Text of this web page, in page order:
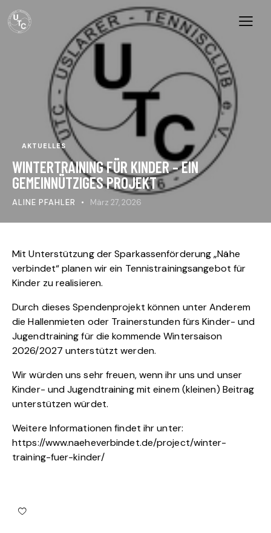
AKTUELLES
WINTERTRAINING FÜR KINDER – EIN
GEMEINNÜTZIGES PROJEKT
ALINE PFAHLER März 27, 2026
Mit Unterstützung der Sparkassenförderung „Nähe
verbindet“ planen wir ein Tennistrainingsangebot für
Kinder zu realisieren.
Durch dieses Spendenprojekt können unter Anderem
die Hallenmieten oder Trainerstunden fürs Kinder- und
Jugendtraining für die kommende Wintersaison
2026/2027 unterstützt werden.
Wir würden uns sehr freuen, wenn ihr uns und unser
Kinder- und Jugendtraining mit einem (kleinen) Beitrag
unterstützen würdet.
Weitere Informationen findet ihr unter:
https://www.naeheverbindet.de/project/winter-
training-fuer-kinder/